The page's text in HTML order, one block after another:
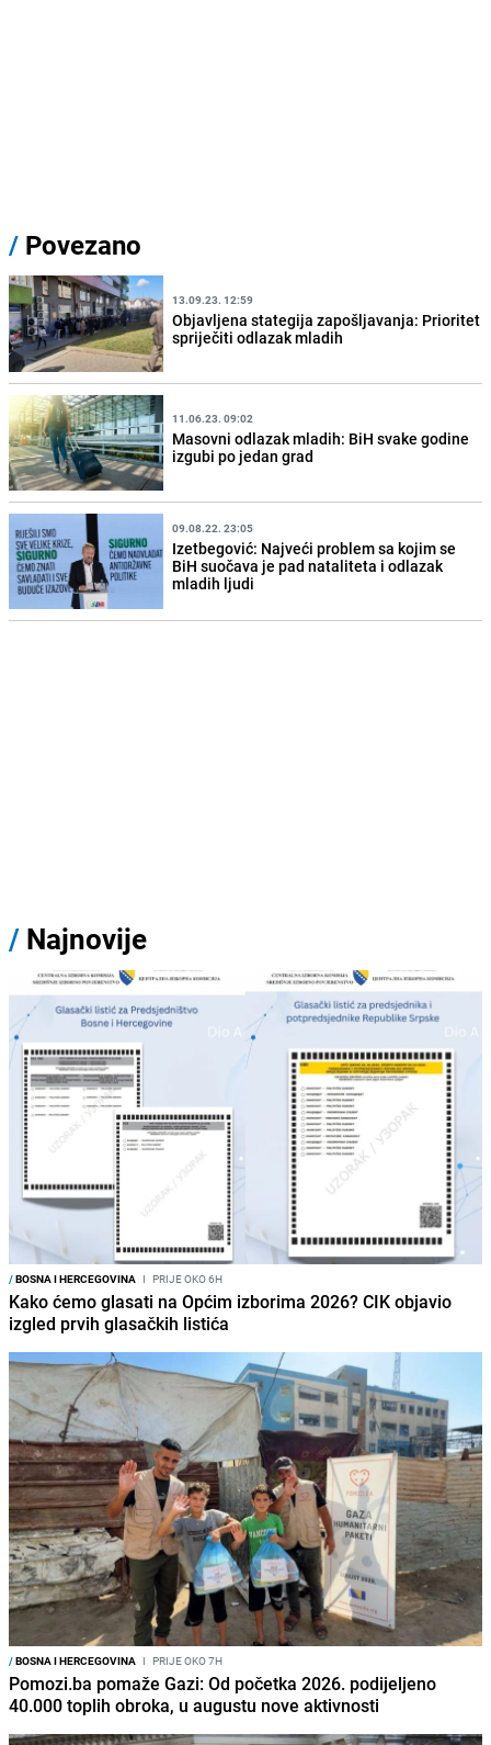
/ Povezano
13.09.23. 12:59
Objavljena stategija zapošljavanja: Prioritet
spriječiti odlazak mladih
11.06.23. 09:02
Masovni odlazak mladih: BiH svake godine
izgubi po jedan grad
09.08.22. 23:05
Izetbegović: Najveći problem sa kojim se
BiH suočava je pad nataliteta i odlazak
mladih ljudi
/ Najnovije
/BOSNA I HERCEGOVINA I PRIJE OKO 6H
Kako ćemo glasati na Općim izborima 2026? CIK objavio
izgled prvih glasačkih listića
/BOSNA I HERCEGOVINA I PRIJE OKO 7H
Pomozi.ba pomaže Gazi: Od početka 2026. podijeljeno
40.000 toplih obroka, u augustu nove aktivnosti